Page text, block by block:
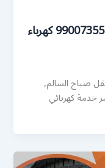
كراج صباح السالم | كراج متنقل 99007355 كهرباء
صباح السالم,
خدمة كهربائي